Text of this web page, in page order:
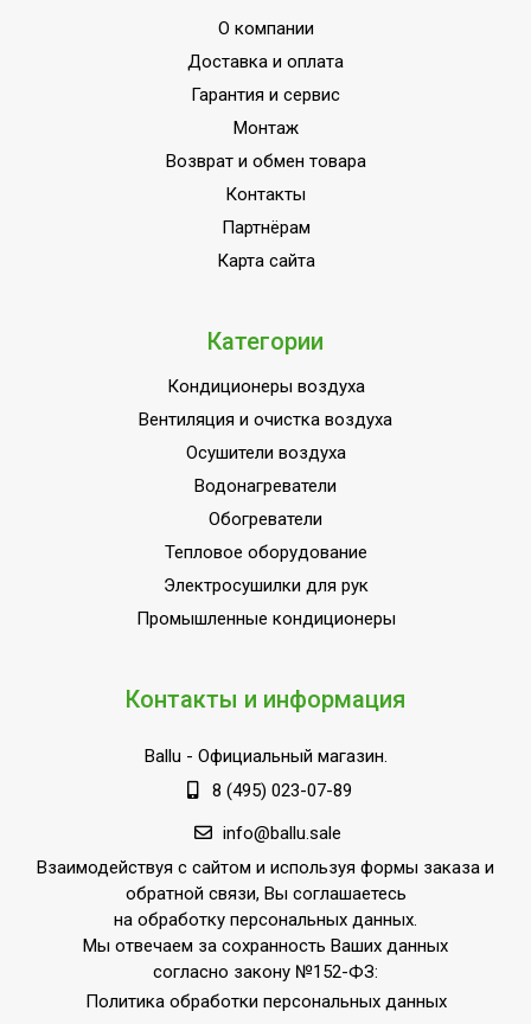
О компании
Доставка и оплата
Гарантия и сервис
Монтаж
Возврат и обмен товара
Контакты
Партнёрам
Карта сайта
Категории
Кондиционеры воздуха
Вентиляция и очистка воздуха
Осушители воздуха
Водонагреватели
Обогреватели
Тепловое оборудование
Электросушилки для рук
Промышленные кондиционеры
Контакты и информация
Ballu - Официальный магазин.
8 (495) 023-07-89
info@ballu.sale
Взаимодействуя с сайтом и используя формы заказа и
обратной связи, Вы соглашаетесь
на обработку персональных данных.
Мы отвечаем за сохранность Ваших данных
согласно закону №152-ФЗ:
Политика обработки персональных данных